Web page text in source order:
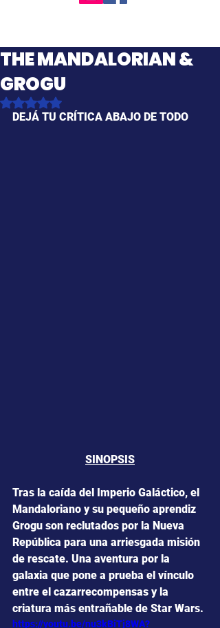
THE MANDALORIAN &
GROGU
Obtuvo NaN de 5 estrellas.
DEJÁ TU CRÍTICA ABAJO DE TODO
SINOPSIS
Tras la caída del Imperio Galáctico, el
Mandaloriano y su pequeño aprendiz
Grogu son reclutados por la Nueva
República para una arriesgada misión
de rescate. Una aventura por la
galaxia que pone a prueba el vínculo
entre el cazarrecompensas y la
criatura más entrañable de Star Wars.
https://youtu.be/nu3kBiTj8WA?